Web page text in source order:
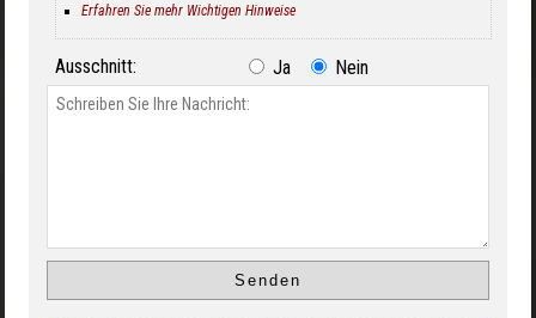
Erfahren Sie mehr Wichtigen Hinweise
Ausschnitt: Ja Nein